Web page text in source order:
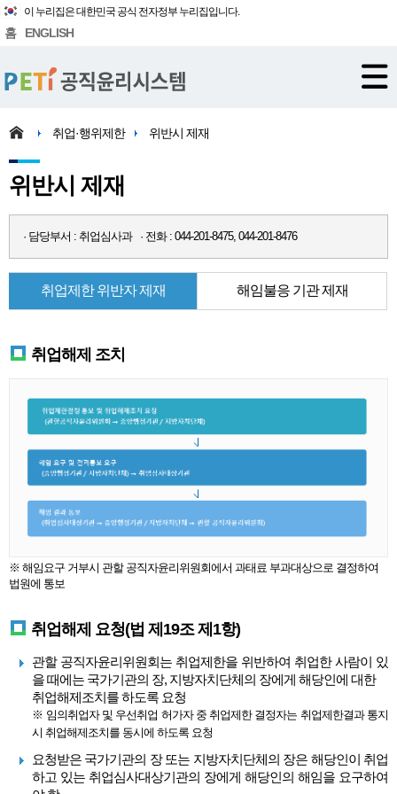
이 누리집은 대한민국 공식 전자정부 누리집입니다.
홈 ENGLISH
취업·행위제한 위반시 제재
위반시 제재
· 담당부서 : 취업심사과 · 전화 : 044-201-8475, 044-201-8476
취업제한 위반자 제재 해임불응 기관 제재
취업해제 조치
※ 해임요구 거부시 관할 공직자윤리위원회에서 과태료 부과대상으로 결정하여
법원에 통보
취업해제 요청(법 제19조 제1항)
관할 공직자윤리위원회는 취업제한을 위반하여 취업한 사람이 있
을 때에는 국가기관의 장, 지방자치단체의 장에게 해당인에 대한
취업해제조치를 하도록 요청
※ 임의취업자 및 우선취업 허가자 중 취업제한 결정자는 취업제한결과 통지
시 취업해제조치를 동시에 하도록 요청
요청받은 국가기관의 장 또는 지방자치단체의 장은 해당인이 취업
하고 있는 취업심사대상기관의 장에게 해당인의 해임을 요구하여